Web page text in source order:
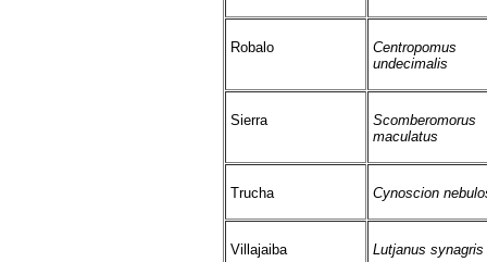
Robalo
Centropomus
undecimalis
Sierra
Scomberomorus
maculatus
Trucha Cynoscion
Villajaiba Lutjanus synagris